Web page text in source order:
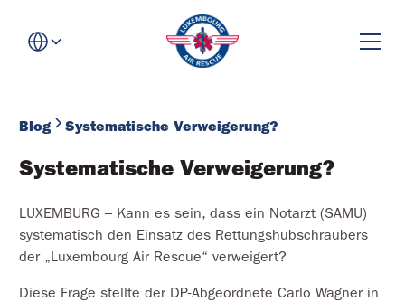
Blog Systematische Verweigerung?
Systematische Verweigerung?
LUXEMBURG – Kann es sein, dass ein Notarzt (SAMU)
systematisch den Einsatz des Rettungshubschraubers
der „Luxembourg Air Rescue“ verweigert?
Diese Frage stellte der DP-Abgeordnete Carlo Wagner in